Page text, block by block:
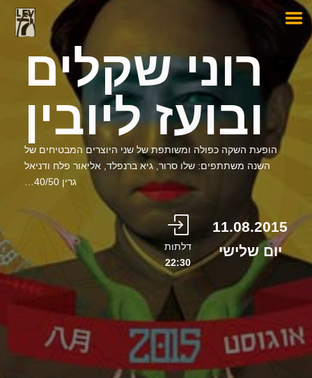
רוני שקלים
ובועז ליובין
הופעת השקה כפולה ומשותפת של שני היוצרים המבטיחים של
השנה משתתפים: שלו סרור, גיא ברנפלד, אליאור פלח ודניאל
גרין 40/50…
11.08.2015
יום שלישי
דלתות
22:30